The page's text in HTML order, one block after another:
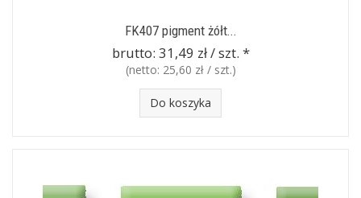
FK407 pigment żółt...
brutto: 31,49 zł / szt. *
(netto: 25,60 zł / szt.)
Do koszyka